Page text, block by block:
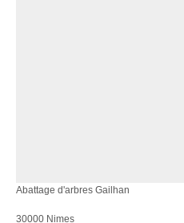
Abattage d'arbres Gailhan
30000 Nimes